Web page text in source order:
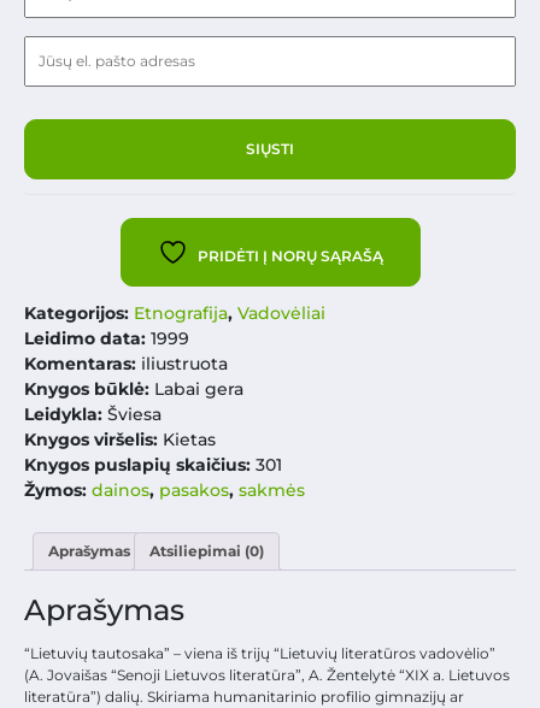
PRIDĖTI Į NORŲ SĄRAŠĄ
Kategorijos: Etnografija, Vadovėliai
Leidimo data: 1999
Komentaras: iliustruota
Knygos būklė: Labai gera
Leidykla: Šviesa
Knygos viršelis: Kietas
Knygos puslapių skaičius: 301
Žymos: dainos, pasakos, sakmės
Aprašymas Atsiliepimai (0)
Aprašymas
“Lietuvių tautosaka” – viena iš trijų “Lietuvių literatūros vadovėlio”
(A. Jovaišas “Senoji Lietuvos literatūra”, A. Žentelytė “XIX a. Lietuvos
literatūra”) dalių. Skiriama humanitarinio profilio gimnazijų ar